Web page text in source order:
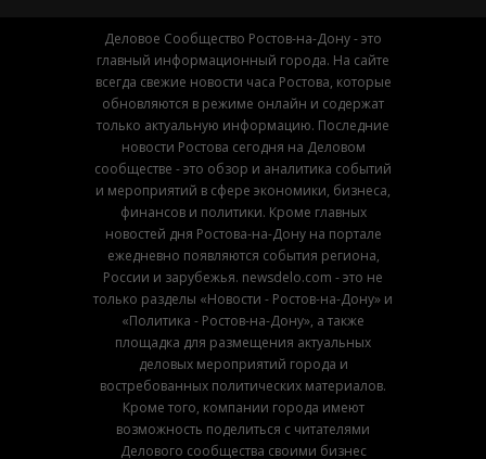
Деловое Сообщество Ростов-на-Дону - это
главный информационный города. На сайте
всегда свежие новости часа Ростова, которые
обновляются в режиме онлайн и содержат
только актуальную информацию. Последние
новости Ростова сегодня на Деловом
сообществе - это обзор и аналитика событий
и мероприятий в сфере экономики, бизнеса,
финансов и политики. Кроме главных
новостей дня Ростова-на-Дону на портале
ежедневно появляются события региона,
России и зарубежья. newsdelo.com - это не
только разделы «Новости - Ростов-на-Дону» и
«Политика - Ростов-на-Дону», а также
площадка для размещения актуальных
деловых мероприятий города и
востребованных политических материалов.
Кроме того, компании города имеют
возможность поделиться с читателями
Делового сообщества своими бизнес